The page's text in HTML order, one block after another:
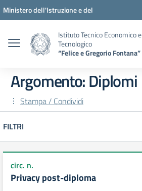
Vai ai contenuti
Vai al menu di navigazione
Vai al footer
Ministero dell'Istruzione e del
Istituto Tecnico Economico e
Tecnologico
“Felice e Gregorio Fontana”
Argomento: Diplomi
Stampa / Condividi
FILTRI
circ. n.
Privacy post-diploma